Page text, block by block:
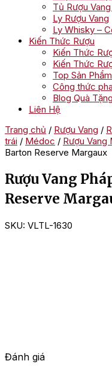
Tủ Rượu
Ly Rượu Vang
Ly Whisky –
Kiến Thức Rượu
Kiến Thức
Kiến Thức
Top Sản
Công thức
Blog Quà Tặng
Liên Hệ
Trang chủ / Rượu Vang /
trái / Médoc / Rượu Vang
Barton Reserve Margaux
Rượu Vang
Reserve
SKU: VLTL-1630
Đánh giá